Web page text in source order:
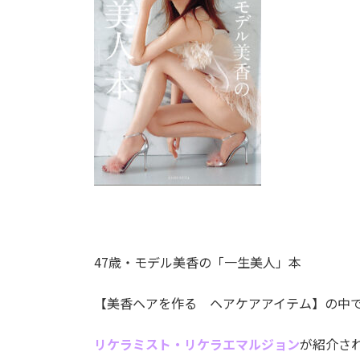
47歳・モデル美香の「一生美人」本
【美香ヘアを作る ヘアケアアイテム】の中
リケラミスト・リケラエマルジョンが紹介さ